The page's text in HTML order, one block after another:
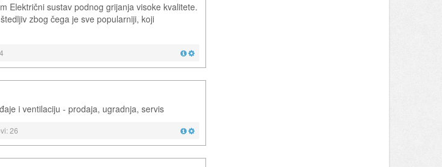
Električni sustav podnog grijanja visoke kvalitete.
zbog čega je sve popularniji, koji
i ventilaciju - prodaja, ugradnja, servis
26